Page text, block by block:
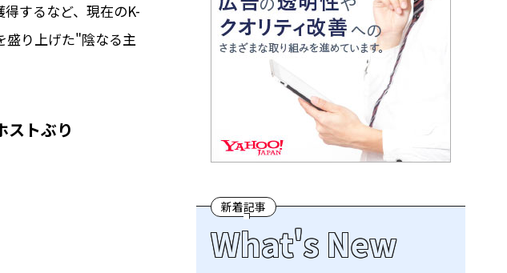
するなど、現在のK-
盛り上げた"陰なる主
トぶり
新着記事
What's New